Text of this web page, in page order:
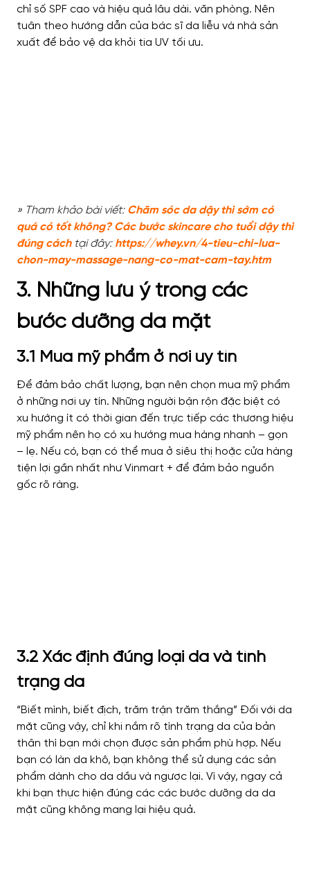
chỉ số SPF cao và hiệu quả lâu dài. văn phòng. Nên
tuân theo hướng dẫn của bác sĩ da liễu và nhà sản
xuất để bảo vệ da khỏi tia UV tối ưu.
» Tham khảo bài viết: Chăm sóc da dậy thì sớm có
quá có tốt không? Các bước skincare cho tuổi dậy thì
đúng cách tại đây: https://whey.vn/4-tieu-chi-lua-
chon-may-massage-nang-co-mat-cam-tay.htm
3. Những lưu ý trong các
bước dưỡng da mặt
3.1 Mua mỹ phẩm ở nơi uy tín
Để đảm bảo chất lượng, bạn nên chọn mua mỹ phẩm
ở những nơi uy tín. Những người bận rộn đặc biệt có
xu hướng ít có thời gian đến trực tiếp các thương hiệu
mỹ phẩm nên họ có xu hướng mua hàng nhanh – gọn
– lẹ. Nếu có, bạn có thể mua ở siêu thị hoặc cửa hàng
tiện lợi gần nhất như Vinmart + để đảm bảo nguồn
gốc rõ ràng.
3.2 Xác định đúng loại da và tình
trạng da
“Biết mình, biết địch, trăm trận trăm thắng” Đối với da
mặt cũng vậy, chỉ khi nắm rõ tình trạng da của bản
thân thì bạn mới chọn được sản phẩm phù hợp. Nếu
bạn có làn da khô, bạn không thể sử dụng các sản
phẩm dành cho da dầu và ngược lại. Vì vậy, ngay cả
khi bạn thực hiện đúng các các bước dưỡng da da
mặt cũng không mang lại hiệu quả.